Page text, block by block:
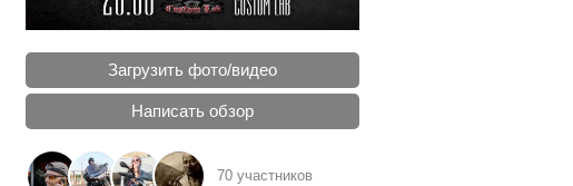
Загрузить фото/видео
Написать обзор
70 участников